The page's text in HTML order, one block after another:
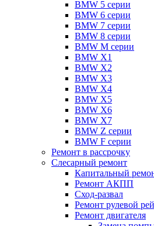
BMW 5 серии
BMW 6 серии
BMW 7 серии
BMW 8 серии
BMW M серии
BMW X1
BMW X2
BMW X3
BMW X4
BMW X5
BMW X6
BMW X7
BMW Z серии
BMW F серии
Ремонт в рассрочку
Слесарный ремонт
Капитальный
Ремонт АКПП
Сход-развал
Ремонт рулевой
Ремонт двигателя